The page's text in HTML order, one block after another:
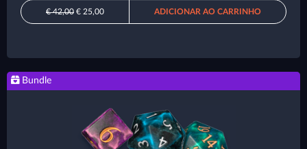
€ 42,00 € 25,00 ADICIONAR AO CARRINHO
Bundle